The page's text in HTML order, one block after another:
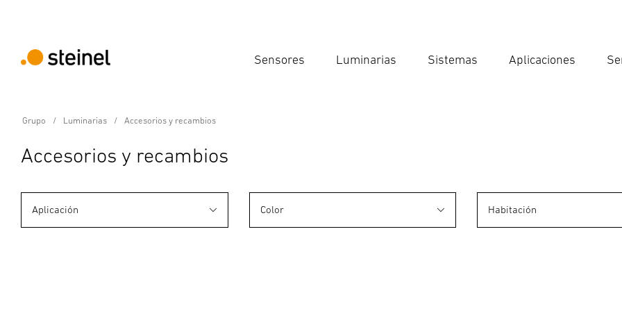
Sensores Luminarias Sistemas Aplicaciones
Grupo Luminarias Accesorios y recambios
Accesorios y recambios
Aplicación Color Habitación